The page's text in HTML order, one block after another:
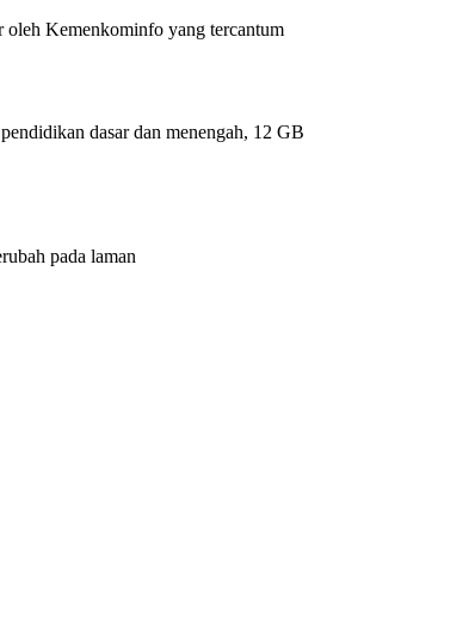
oleh Kemenkominfo yang tercantum
dasar dan menengah, 12 GB
pada laman